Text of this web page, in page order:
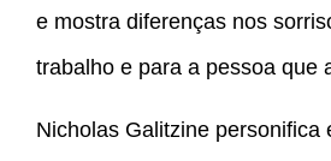
e mostra diferenças nos
trabalho e para a pessoa que
Nicholas Galitzine personifica